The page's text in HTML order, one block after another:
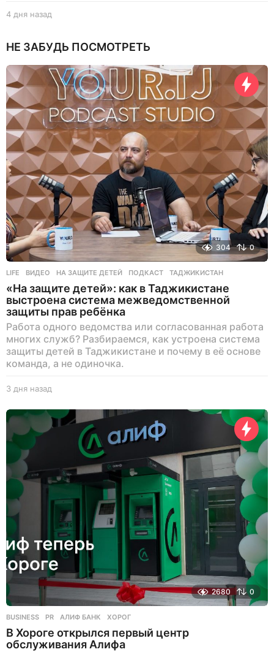
4 дня назад
я
а
з
д
НЕ ЗАБУДЬ ПОСМОТРЕТЬ
304 0
LIFE ВИДЕО ,НА ЗАЩИТЕ ДЕТЕЙ ,ПОДКАСТ ,ТАДЖИКИСТАН
«На защите детей»: как в Таджикистане
выстроена система межведомственной
защиты прав ребёнка
Работа одного ведомства или согласованная работа
многих служб? Разбираемся, как устроена система
защиты детей в Таджикистане и почему в её основе
команда, а не одиночка.
3 дня назад
н
я
д
2680 0
BUSINESS ,PR АЛИФ БАНК ,ХОРОГ
В Хороге открылся первый центр
обслуживания Алифа